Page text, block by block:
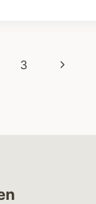
3
Nächste